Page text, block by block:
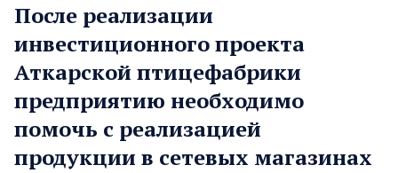
После реализации
инвестиционного проекта
Аткарской птицефабрики
предприятию необходимо
помочь с реализацией
продукции в сетевых магазинах